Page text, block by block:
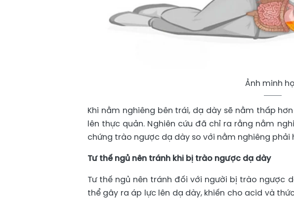
Ảnh minh
Khi nằm nghiêng bên trái, dạ dày sẽ nằm thấp
lên thực quản. Nghiên cứu đã chỉ ra rằng nằm
chứng trào ngược dạ dày so với nằm nghiêng phải
Tư thế ngủ nên tránh khi bị trào ngược dạ dày
Tư thế ngủ nên tránh đối với người bị trào ngược
thể gây ra áp lực lên dạ dày, khiến cho acid và